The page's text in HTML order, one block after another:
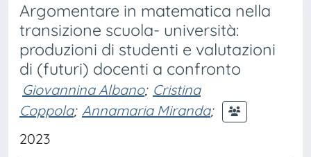
Argomentare in matematica nella
transizione scuola- università:
produzioni di studenti e valutazioni
di (futuri) docenti a confronto
Giovannina Albano; Cristina
Coppola; Annamaria Miranda;
2023